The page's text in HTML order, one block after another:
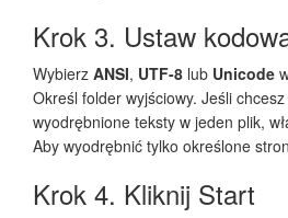
Krok 3. Ustaw
Wybierz ANSI, UTF-8 lub Unicode
Określ folder wyjściowy. Jeśli
wyodrębnione teksty w jeden plik,
Aby wyodrębnić tylko określone
Krok 4. Kliknij Start